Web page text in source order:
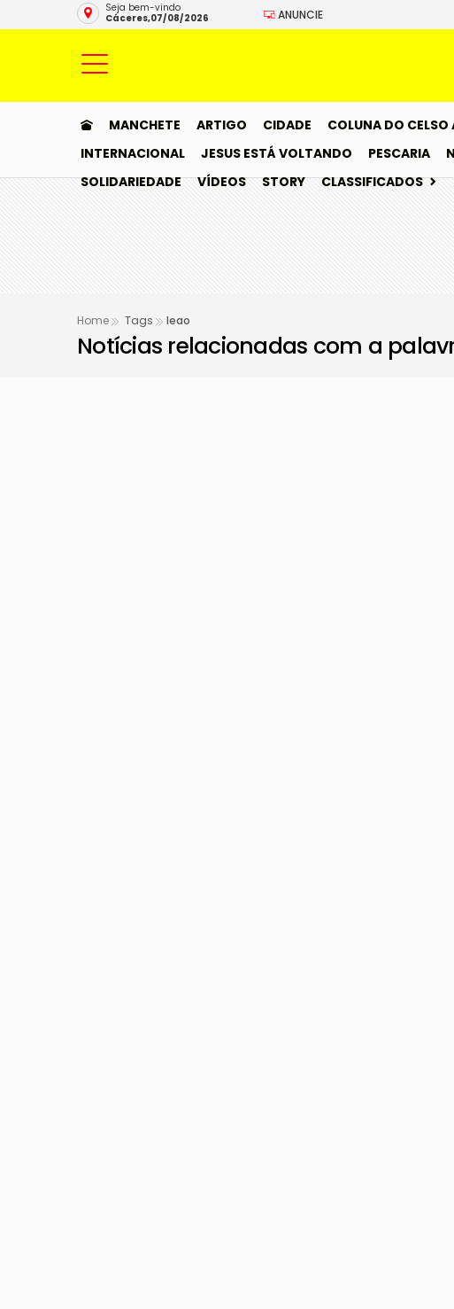
Seja bem-vindo
Cáceres,07/08/2026
ANUNCIE
MANCHETE ARTIGO CIDADE COLUNA DO CELSO
INTERNACIONAL
JESUS ESTÁ VOLTANDO PESCARIA
SOLIDARIEDADE
VÍDEOS STORY CLASSIFICADOS
Home Tags leao
Notícias relacionadas com a